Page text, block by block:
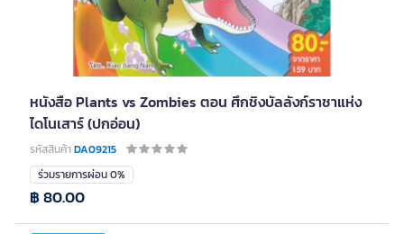
หนังสือ Plants vs Zombies ตอน ศึกชิงบัลลังก์ราชาแห่ง
ไดโนเสาร์ (ปกอ่อน)
รหัสสินค้าDA09215
ร่วมรายการผ่อน 0%
฿ 80.00